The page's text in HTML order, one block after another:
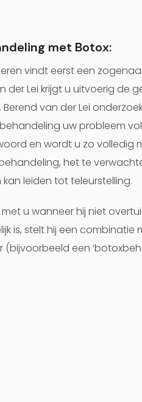
met Botox:
vindt eerst een
der Lei krijgt u uitvoerig de
van der Lei
uw probleem
en wordt u zo volledig
het te
leiden tot teleurstelling.
u wanneer hij niet
is, stelt hij een
een